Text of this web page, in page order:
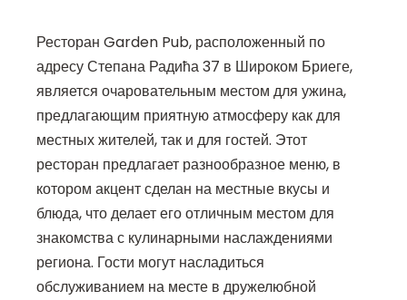
Ресторан Garden Pub, расположенный по
адресу Степана Радића 37 в Широком Бриеге,
является очаровательным местом для ужина,
предлагающим приятную атмосферу как для
местных жителей, так и для гостей. Этот
ресторан предлагает разнообразное меню, в
котором акцент сделан на местные вкусы и
блюда, что делает его отличным местом для
знакомства с кулинарными наслаждениями
региона. Гости могут насладиться
обслуживанием на месте в дружелюбной